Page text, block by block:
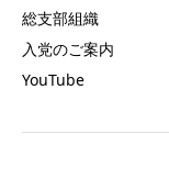
総支部組織
入党のご案内
YouTube